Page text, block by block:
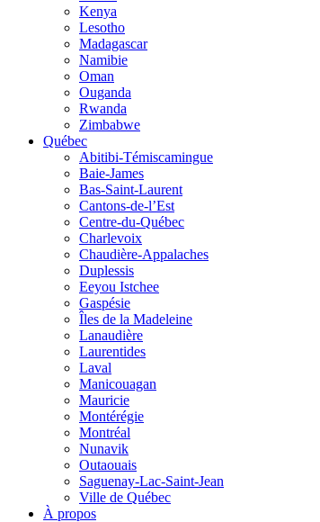
Kenya
Lesotho
Madagascar
Namibie
Oman
Ouganda
Rwanda
Zimbabwe
Québec
Abitibi-Témiscamingue
Baie-James
Bas-Saint-Laurent
Cantons-de-l’Est
Centre-du-Québec
Charlevoix
Chaudière-Appalaches
Duplessis
Eeyou Istchee
Gaspésie
Îles de la Madeleine
Lanaudière
Laurentides
Laval
Manicouagan
Mauricie
Montérégie
Montréal
Nunavik
Outaouais
Saguenay-Lac-Saint-Jean
Ville de Québec
À propos